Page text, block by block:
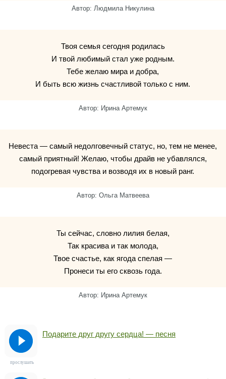
Автор: Людмила Никулина
Твоя семья сегодня родилась
И твой любимый стал уже родным.
Тебе желаю мира и добра,
И быть всю жизнь счастливой только с ним.
Автор: Ирина Артемук
Невеста — самый недолговечный статус, но, тем не менее,
самый приятный! Желаю, чтобы драйв не убавлялся,
подогревая чувства и возводя их в новый ранг.
Автор: Ольга Матвеева
Ты сейчас, словно лилия белая,
Так красива и так молода,
Твое счастье, как ягода спелая —
Пронеси ты его сквозь года.
Автор: Ирина Артемук
Подарите друг другу сердца! — песня
прослушать